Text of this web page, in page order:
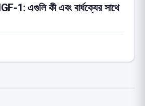
1: এগুলি কী এবং বার্ধক্যের সাথে